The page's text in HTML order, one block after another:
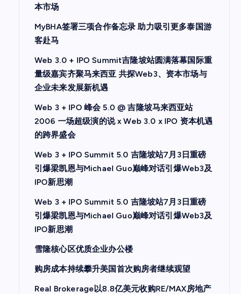
本市场
MyBHA签署三项合作备忘录 助力吸引更多泰国游
客赴马
Web 3.0 + IPO Summit吉隆坡站圆满落幕国际重
量级嘉宾齐聚马来西亚 共探Web3、资本市场与
企业未来发展新机遇
Web 3 + IPO 峰会 5.0 @ 吉隆坡马来西亚站
2006 一场超级演的说 x Web 3.0 x IPO 资本机遇
的跨界盛会
Web 3 + IPO Summit 5.0 吉隆坡站7月3日重磅
引爆梁凯恩与Michael Guo巅峰对话引爆Web3及
IPO新思潮
Web 3 + IPO Summit 5.0 吉隆坡站7月3日重磅
引爆梁凯恩与Michael Guo巅峰对话引爆Web3及
IPO新思潮
雪隆核心区优质企业办公楼
购房成本持续攀升美国首次购房者继续观望
Real Brokerage以8.8亿美元收购RE/MAX房地产